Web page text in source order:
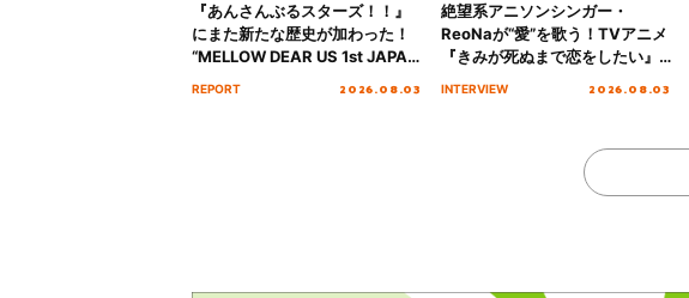
『あんさんぶるスターズ！！』
にまた新たな歴史が加わった！
“MELLOW DEAR US 1st JAPAN
REPORT 2026.08.03
絶望系アニソンシンガー・
ReoNaが“愛”を歌う！TVアニメ
『きみが死ぬまで恋をしたい』
INTERVIEW 2026.08.03